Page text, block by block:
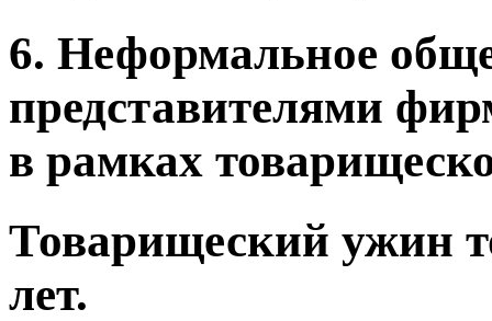
6. Неформальное
представителями
в рамках
Товарищеский ужин
лет.